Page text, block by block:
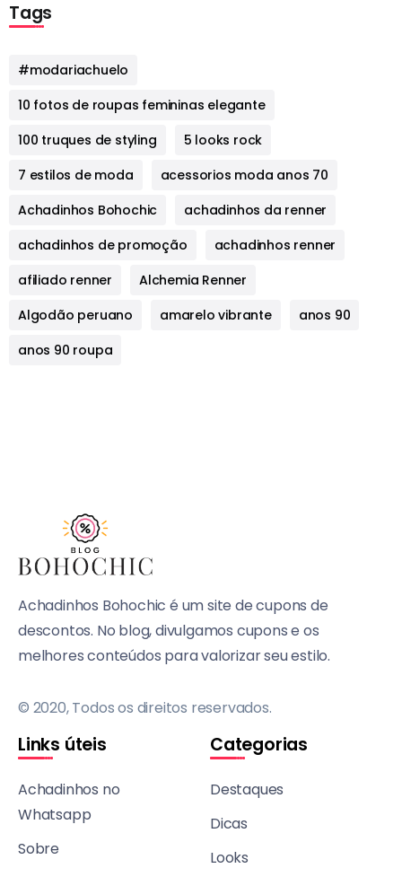
Tags
#modariachuelo
10 fotos de roupas femininas elegante
100 truques de styling
5 looks rock
7 estilos de moda
acessorios moda anos 70
Achadinhos Bohochic
achadinhos da renner
achadinhos de promoção
achadinhos renner
afiliado renner
Alchemia Renner
Algodão peruano
amarelo vibrante
anos 90
anos 90 roupa
Achadinhos Bohochic é um site de cupons de
descontos. No blog, divulgamos cupons e os
melhores conteúdos para valorizar seu estilo.
© 2020, Todos os direitos reservados.
Links úteis
Achadinhos no
Whatsapp
Sobre
Categorias
Destaques
Dicas
Looks